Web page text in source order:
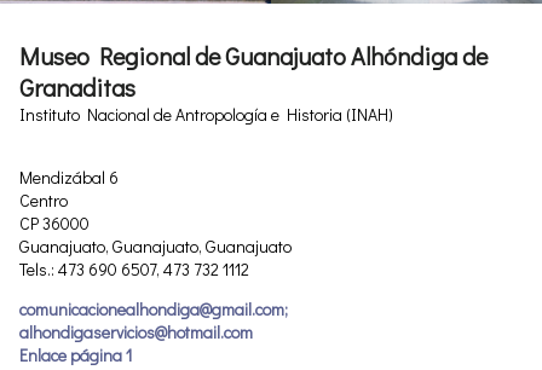
Museo Regional de Guanajuato Alhóndiga de
Granaditas
Instituto Nacional de Antropología e Historia (INAH)
Mendizábal 6
Centro
CP 36000
Guanajuato, Guanajuato, Guanajuato
Tels.: 473 690 6507, 473 732 1112
comunicacionealhondiga@gmail.com;
alhondigaservicios@hotmail.com
Enlace página 1